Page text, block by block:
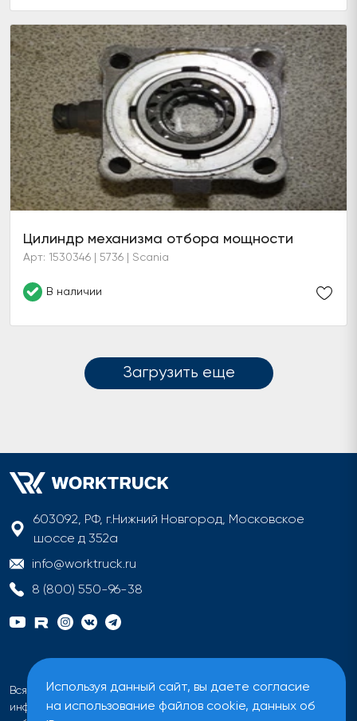
Используя данный сайт, вы даете согласие
на использование файлов cookie, данных об
Цилиндр механизма отбора мощности
Арт: 1530346 | 5736 | Scania
В наличии
Загрузить еще
603092, РФ, г.Нижний Новгород, Московское
шоссе д 352а
info@worktruck.ru
8 (800) 550-96-38
Вся информация на сайте имеет исключительно
информационный характер и не может быть определена как